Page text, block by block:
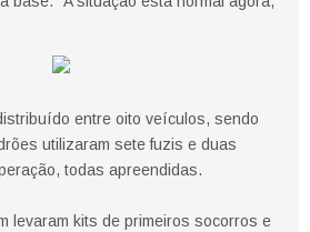
entre oito veículos, sendo
utilizaram sete fuzis e duas
todas apreendidas.
levaram kits de primeiros socorros e